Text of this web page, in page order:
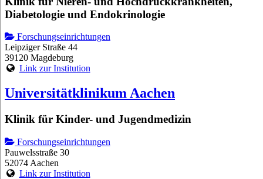
Diabetologie und Endokrinologie
Forschungseinrichtungen
Leipziger Straße 44
39120 Magdeburg
Link zur Institution
Universitätklinikum Aachen
Klinik für Kinder- und Jugendmedizin
Forschungseinrichtungen
Pauwelsstraße 30
52074 Aachen
Link zur Institution